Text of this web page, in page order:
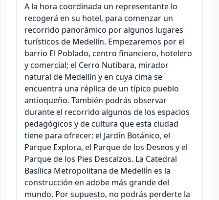
A la hora coordinada un representante lo
recogerá en su hotel, para comenzar un
recorrido panorámico por algunos lugares
turísticos de Medellín. Empezaremos por el
barrio El Poblado, centro financiero, hotelero
y comercial; el Cerro Nutibara, mirador
natural de Medellín y en cuya cima se
encuentra una réplica de un típico pueblo
antioqueño. También podrás observar
durante el recorrido algunos de los espacios
pedagógicos y de cultura que esta ciudad
tiene para ofrecer: el Jardín Botánico, el
Parque Explora, el Parque de los Deseos y el
Parque de los Pies Descalzos. La Catedral
Basílica Metropolitana de Medellín es la
construcción en adobe más grande del
mundo. Por supuesto, no podrás perderte la